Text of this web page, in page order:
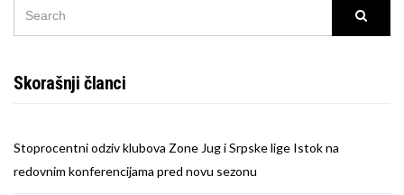
Skorašnji članci
Stoprocentni odziv klubova Zone Jug i Srpske lige Istok na
redovnim konferencijama pred novu sezonu